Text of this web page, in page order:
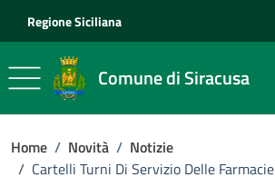
Regione Siciliana
Comune di Siracusa
Home / Novità / Notizie
/ Cartelli Turni Di Servizio Delle Farmacie